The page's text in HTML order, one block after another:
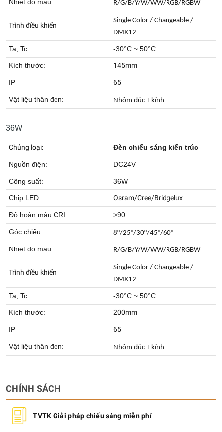
Nhiệt độ màu: R/G/B/Y/W/WW/RGB/RGBW
Trình điều khiển
Single Color / Changeable /
DMX12
Ta, Tc: -30°C ~ 50°C
Kích thước: 145mm
IP 65
Vật liệu thân đèn: Nhôm đúc + kính
36W
Chủng loại: Đèn chiếu sáng kiến trúc
Nguồn điện: DC24V
Công suất: 36W
Chip LED: Osram/Cree/Bridgelux
Độ hoàn màu CRI: >90
Góc chiếu: 8°/25°/30°/45°/60°
Nhiệt độ màu: R/G/B/Y/W/WW/RGB/RGBW
Trình điều khiển
Single Color / Changeable /
DMX12
Ta, Tc: -30°C ~ 50°C
Kích thước: 200mm
IP 65
Vật liệu thân đèn: Nhôm đúc + kính
CHÍNH SÁCH
TVTK Giải pháp chiếu sáng miễn phí